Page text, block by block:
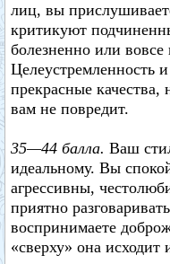
лиц, вы
критикуют
болезненно или вовсе
Целеустремленность
прекрасные
вам не повредит.
35—44 балла. Ваш
идеальному. Вы
агрессивны,
приятно
воспринимаете
«сверху» она исходит